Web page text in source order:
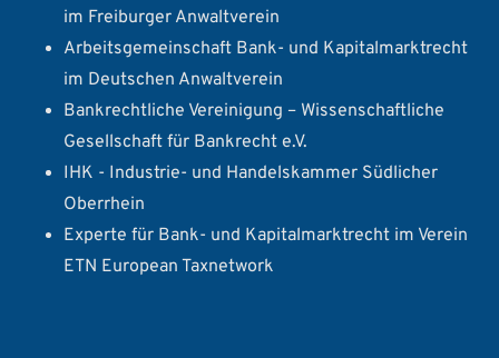
im Freiburger Anwaltverein
Arbeitsgemeinschaft Bank- und Kapitalmarktrecht
im Deutschen Anwaltverein
Bankrechtliche Vereinigung – Wissenschaftliche
Gesellschaft für Bankrecht e.V.
IHK - Industrie- und Handelskammer Südlicher
Oberrhein
Experte für Bank- und Kapitalmarktrecht im Verein
ETN European Taxnetwork